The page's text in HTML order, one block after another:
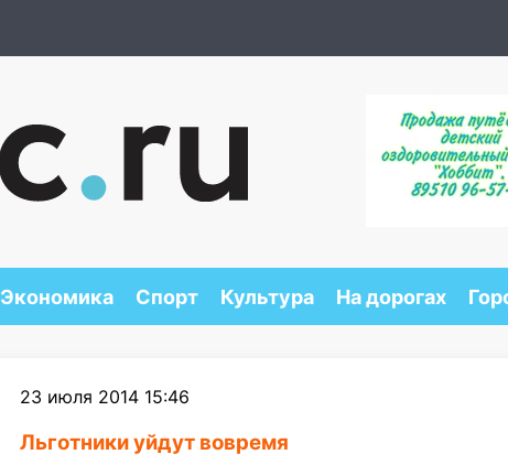
Экономика Спорт Культура На дорогах
23 июля 2014 15:46
Льготники уйдут вовремя